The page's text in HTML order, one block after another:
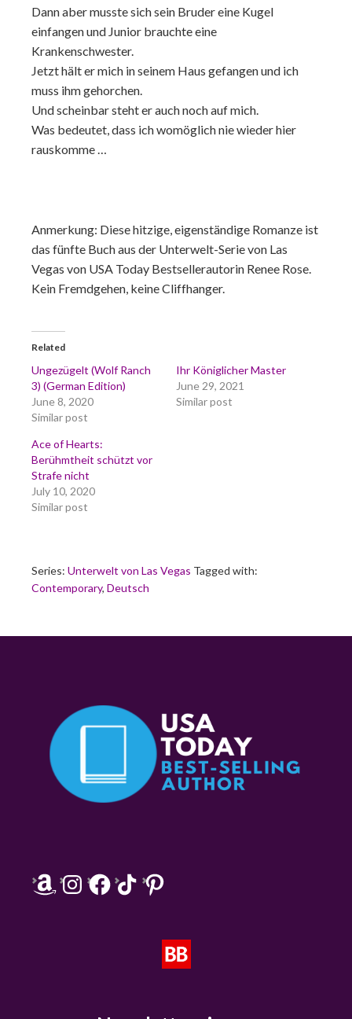
Dann aber musste sich sein Bruder eine Kugel
einfangen und Junior brauchte eine
Krankenschwester.
Jetzt hält er mich in seinem Haus gefangen und ich
muss ihm gehorchen.
Und scheinbar steht er auch noch auf mich.
Was bedeutet, dass ich womöglich nie wieder hier
rauskomme …
Anmerkung: Diese hitzige, eigenständige Romanze ist
das fünfte Buch aus der Unterwelt-Serie von Las
Vegas von USA Today Bestsellerautorin Renee Rose.
Kein Fremdgehen, keine Cliffhanger.
Related
Ungezügelt (Wolf Ranch
3) (German Edition)
June 8, 2020
Similar post
Ihr Königlicher Master
June 29, 2021
Similar post
Ace of Hearts:
Berühmtheit schützt vor
Strafe nicht
July 10, 2020
Similar post
Series: Unterwelt von Las Vegas Tagged with:
Contemporary, Deutsch
AmazonInstagramFacebook
TikTokPinterest